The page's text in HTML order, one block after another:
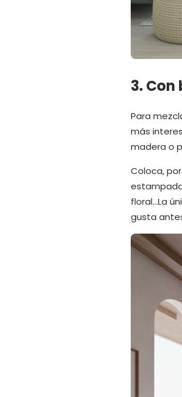
3.
Para
más
madera o
Coloca,
floral…La
gusta